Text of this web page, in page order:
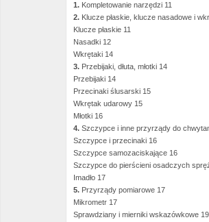
1. Kompletowanie narzędzi 11
2. Klucze płaskie, klucze nasadowe i
Klucze płaskie 11
Nasadki 12
Wkrętaki 14
3. Przebijaki, dłuta, młotki 14
Przebijaki 14
Przecinaki ślusarski 15
Wkrętak udarowy 15
Młotki 16
4. Szczypce i inne przyrządy do
Szczypce i przecinaki 16
Szczypce samozaciskające 16
Szczypce do pierścieni osadczych
Imadło 17
5. Przyrządy pomiarowe 17
Mikrometr 17
Sprawdziany i mierniki wskazówkowe 19